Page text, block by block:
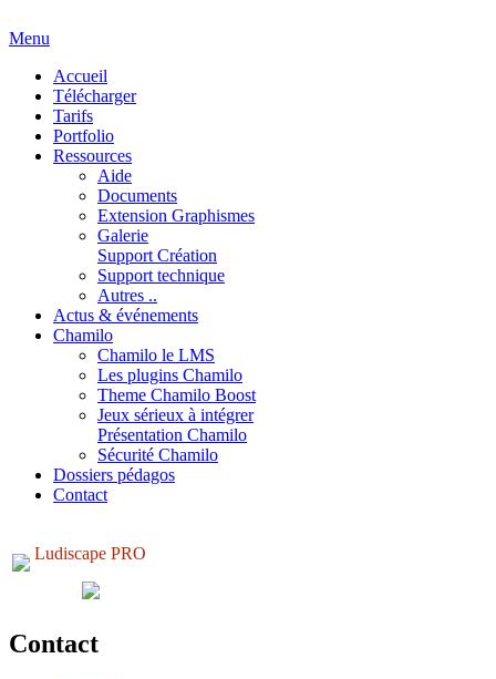
Menu
Accueil
Télécharger
Tarifs
Portfolio
Ressources
Aide
Documents
Extension Graphismes
Galerie
Support Création
Support technique
Autres ..
Actus & événements
Chamilo
Chamilo le LMS
Les plugins Chamilo
Theme Chamilo Boost
Jeux sérieux à intégrer
Présentation Chamilo
Sécurité Chamilo
Dossiers pédagos
Contact
Ludiscape PRO
Contact